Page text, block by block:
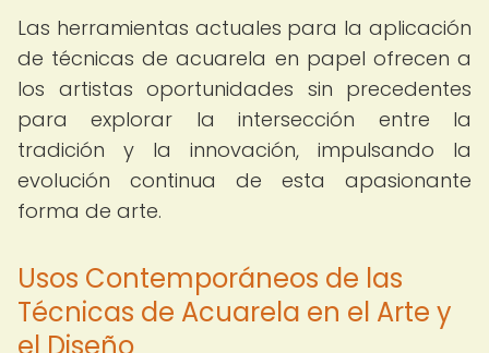
Las herramientas actuales para la aplicación
de técnicas de acuarela en papel ofrecen a
los artistas oportunidades sin precedentes
para explorar la intersección entre la
tradición y la innovación, impulsando la
evolución continua de esta apasionante
forma de arte.
Usos Contemporáneos de las
Técnicas de Acuarela en el Arte y